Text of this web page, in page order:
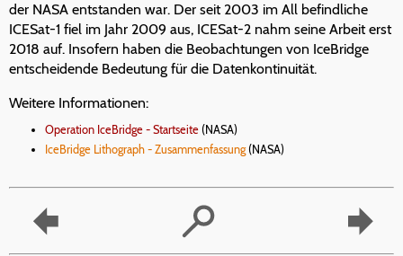
der NASA entstanden war. Der seit 2003 im All befindliche
ICESat-1 fiel im Jahr 2009 aus, ICESat-2 nahm seine Arbeit erst
2018 auf. Insofern haben die Beobachtungen von IceBridge
entscheidende Bedeutung für die Datenkontinuität.
Weitere Informationen:
Operation IceBridge - Startseite (NASA)
IceBridge Lithograph - Zusammenfassung(NASA)